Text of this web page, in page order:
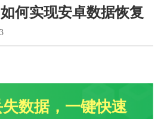
何实现安卓数据恢复
数据，一键快速